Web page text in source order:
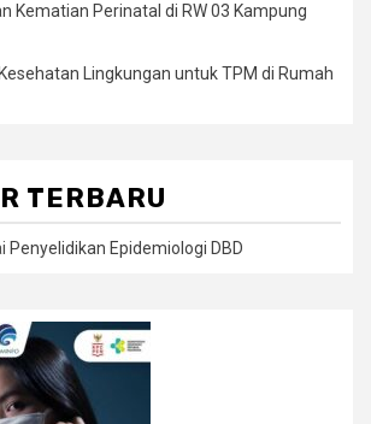
Kematian Perinatal di RW 03 Kampung
Lingkungan untuk TPM di Rumah
TERBARU
Penyelidikan Epidemiologi DBD